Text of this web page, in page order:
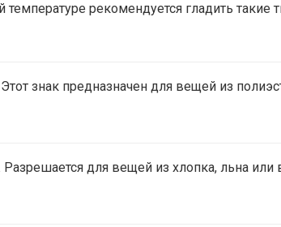
рекомендуется гладить такие
знак предназначен для вещей из
для вещей из хлопка, льна или